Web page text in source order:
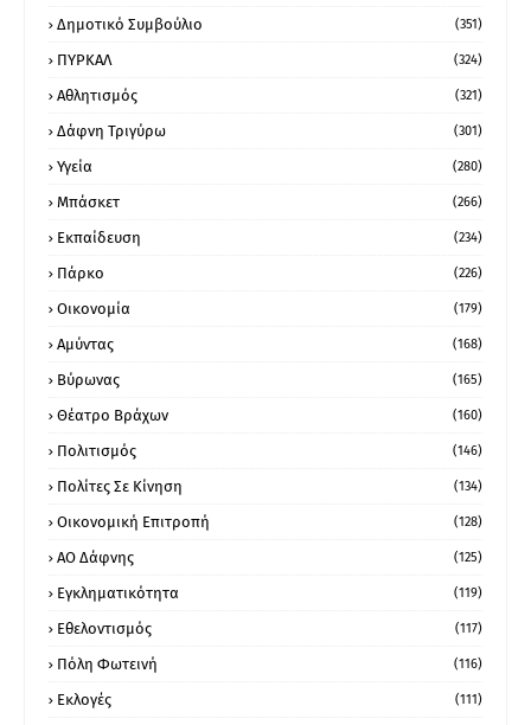
Δημοτικό Συμβούλιο (351)
ΠΥΡΚΑΛ (324)
Αθλητισμός (321)
Δάφνη Τριγύρω (301)
Υγεία (280)
Μπάσκετ (266)
Εκπαίδευση (234)
Πάρκο (226)
Οικονομία (179)
Αμύντας (168)
Βύρωνας (165)
Θέατρο Βράχων (160)
Πολιτισμός (146)
Πολίτες Σε Κίνηση (134)
Οικονομική Επιτροπή (128)
ΑΟ Δάφνης (125)
Εγκληματικότητα (119)
Εθελοντισμός (117)
Πόλη Φωτεινή (116)
Εκλογές (111)